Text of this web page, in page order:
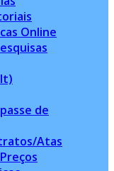
Online
de
Atas